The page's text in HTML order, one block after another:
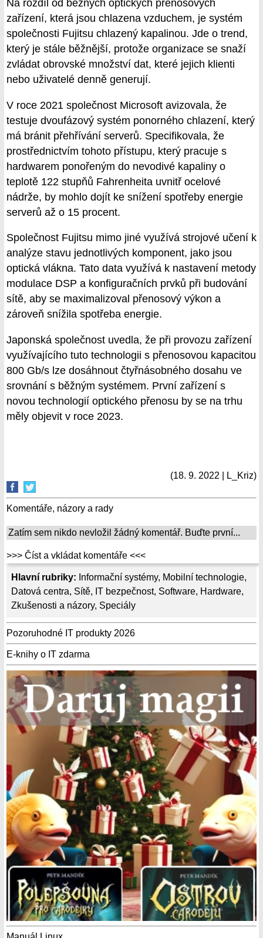
Hlavní rubriky: Informační systémy, Mobilní technologie,
Datová centra, Sítě, IT bezpečnost, Software, Hardware,
Zkušenosti a názory, Speciály
Pozoruhodné IT produkty 2026
E-knihy o IT zdarma
Na rozdíl od běžných optických přenosových
zařízení, která jsou chlazena vzduchem, je systém
společnosti Fujitsu chlazený kapalinou. Jde o trend,
který je stále běžnější, protože organizace se snaží
zvládat obrovské množství dat, které jejich klienti
nebo uživatelé denně generují.
V roce 2021 společnost Microsoft avizovala, že
testuje dvoufázový systém ponorného chlazení, který
má bránit přehřívání serverů. Specifikovala, že
prostřednictvím tohoto přístupu, který pracuje s
hardwarem ponořeným do nevodivé kapaliny o
teplotě 122 stupňů Fahrenheita uvnitř ocelové
nádrže, by mohlo dojít ke snížení spotřeby energie
serverů až o 15 procent.
Společnost Fujitsu mimo jiné využívá strojové učení k
analýze stavu jednotlivých komponent, jako jsou
optická vlákna. Tato data využívá k nastavení metody
modulace DSP a konfiguračních prvků při budování
sítě, aby se maximalizoval přenosový výkon a
zároveň snížila spotřeba energie.
Japonská společnost uvedla, že při provozu zařízení
využívajícího tuto technologii s přenosovou kapacitou
800 Gb/s lze dosáhnout čtyřnásobného dosahu ve
srovnání s běžným systémem. První zařízení s
novou technologií optického přenosu by se na trhu
měly objevit v roce 2023.
(18. 9. 2022 | L_Kriz)
Komentáře, názory a rady
Zatím sem nikdo nevložil žádný komentář. Buďte první...
>>> Číst a vkládat komentáře <<<